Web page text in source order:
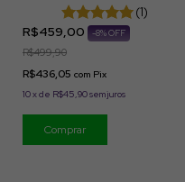
(1)
R$459,00 -8% OFF
R$499,90
R$436,05 com Pix
10xde R$45,90sem juros